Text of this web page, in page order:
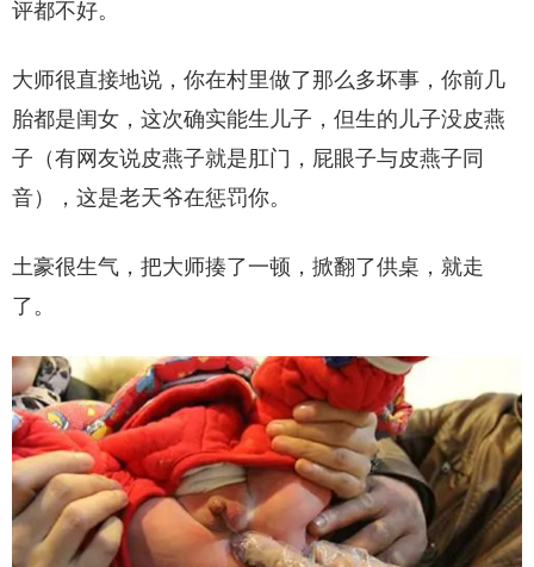
评都不好。
大师很直接地说，你在村里做了那么多坏事，你前几
胎都是闺女，这次确实能生儿子，但生的儿子没皮燕
子（有网友说皮燕子就是肛门，屁眼子与皮燕子同
音），这是老天爷在惩罚你。
土豪很生气，把大师揍了一顿，掀翻了供桌，就走
了。